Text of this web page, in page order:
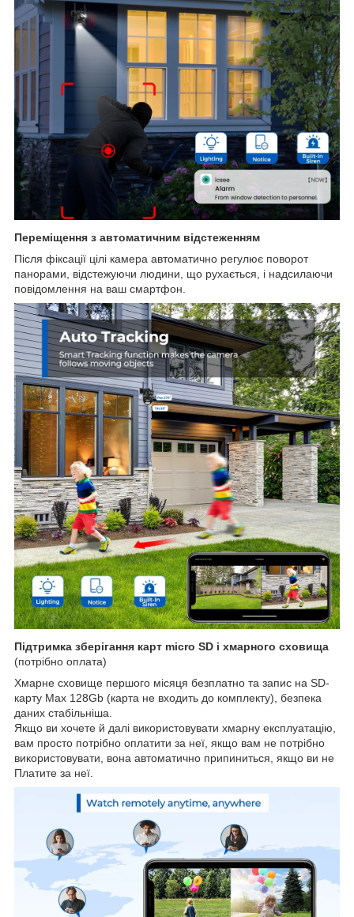
Переміщення з автоматичним відстеженням
Після фіксації цілі камера автоматично регулює поворот
панорами, відстежуючи людини, що рухається, і надсилаючи
повідомлення на ваш смартфон.
Підтримка зберігання карт micro SD і хмарного сховища
(потрібно оплата)
Хмарне сховище першого місяця безплатно та запис на SD-
карту Max 128Gb (карта не входить до комплекту), безпека
даних стабільніша.
Якщо ви хочете й далі використовувати хмарну експлуатацію,
вам просто потрібно оплатити за неї, якщо вам не потрібно
використовувати, вона автоматично припиниться, якщо ви не
Платите за неї.